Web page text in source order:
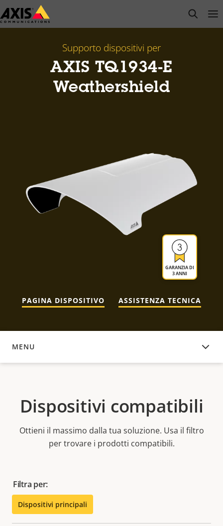
Salta
al
open
Supporto dispositivi per
AXIS TQ1934-E
Weathershield
GARANZIA DI
3 ANNI
PAGINA DISPOSITIVO ASSISTENZA TECNICA
MENU
DISPOSITIVI COMPATIBILI
Dispositivi compatibili
Ottieni il massimo dalla tua soluzione. Usa il filtro
per trovare i prodotti compatibili.
Filtra per:
Dispositivi principali